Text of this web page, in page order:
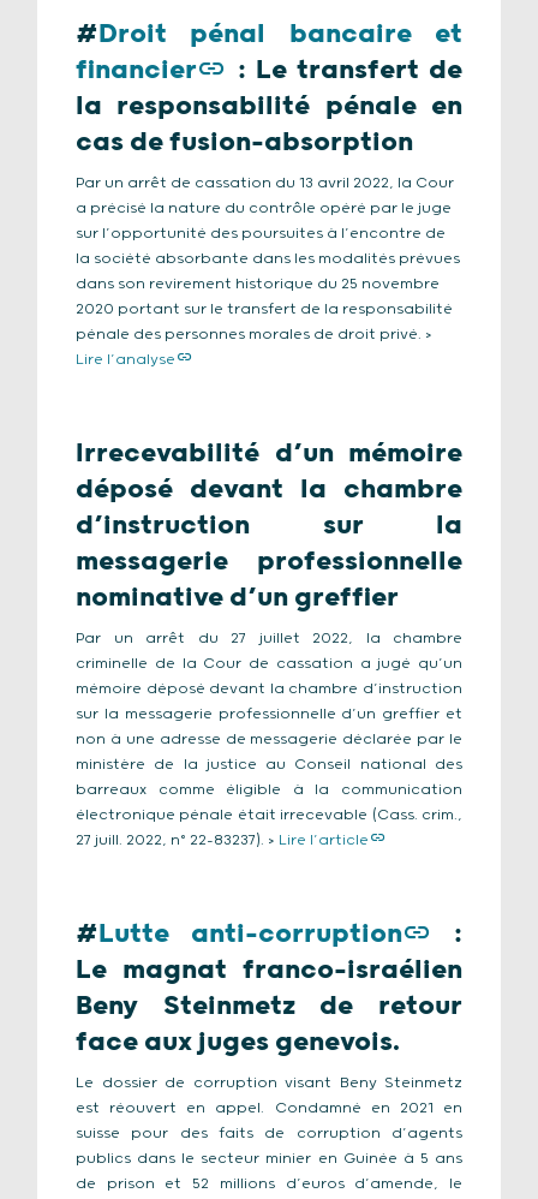
#Droit pénal bancaire et
financier
: Le transfert de
la responsabilité pénale en
cas de fusion-absorption
Par un arrêt de cassation du 13 avril 2022, la Cour
a précisé la nature du contrôle opéré par le juge
sur l’opportunité des poursuites à l’encontre de
la société absorbante dans les modalités prévues
dans son revirement historique du 25 novembre
2020 portant sur le transfert de la responsabilité
pénale des personnes morales de droit privé. >
Lire l’analyse
Irrecevabilité d’un mémoire
déposé devant la chambre
d’instruction sur la
messagerie professionnelle
nominative d’un greffier
Par un arrêt du 27 juillet 2022, la chambre
criminelle de la Cour de cassation a jugé qu’un
mémoire déposé devant la chambre d’instruction
sur la messagerie professionnelle d’un greffier et
non à une adresse de messagerie déclarée par le
ministère de la justice au Conseil national des
barreaux comme éligible à la communication
électronique pénale était irrecevable (Cass. crim.,
27 juill. 2022, n° 22-83237). > Lire l’article
#Lutte anti-corruption
:
Le magnat franco-israélien
Beny Steinmetz de retour
face aux juges genevois.
Le dossier de corruption visant Beny Steinmetz
est réouvert en appel. Condamné en 2021 en
suisse pour des faits de corruption d’agents
publics dans le secteur minier en Guinée à 5 ans
de prison et 52 millions d’euros d’amende, le